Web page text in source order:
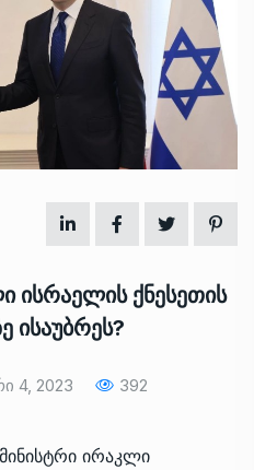
ისრაელის ქნესეთის
ისაუბრეს?
4, 2023 392
ირაკლი